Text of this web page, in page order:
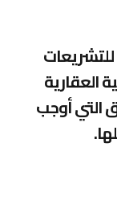
العقارية
التي أوجب